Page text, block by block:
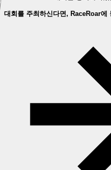
대회를 주최하신다면, RaceRoar에